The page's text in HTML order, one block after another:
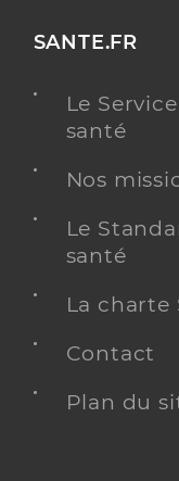
SANTE.FR
Le
santé
Nos
Le
santé
La charte
Contact
Plan du